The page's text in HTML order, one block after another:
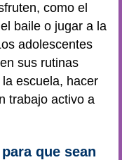
como el
baile o jugar a la
adolescentes
sus rutinas
escuela, hacer
trabajo activo a
que sean